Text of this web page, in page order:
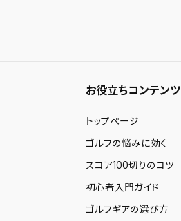
お役立ちコンテンツ
トップページ
ゴルフの悩みに効く
スコア100切りのコツ
初心者入門ガイド
ゴルフギアの選び方